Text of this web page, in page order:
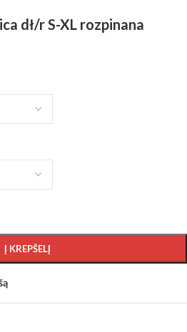
dł/r S-XL rozpinana
Į KREPŠELĮ